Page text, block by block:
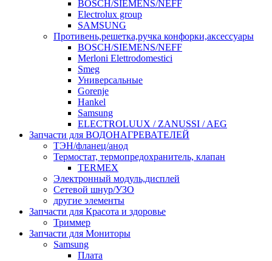
BOSCH/SIEMENS/NEFF
Electrolux group
SAMSUNG
Противень,решетка,ручка конфорки,аксессуары
BOSCH/SIEMENS/NEFF
Merloni Elettrodomestici
Smeg
Универсальные
Gorenje
Hankel
Samsung
ELECTROLUUX / ZANUSSI / AEG
Запчасти для ВОДОНАГРЕВАТЕЛЕЙ
ТЭН/фланец/анод
Термостат, термопредохранитель, клапан
TERMEX
Электронный модуль,дисплей
Сетевой шнур/УЗО
другие элементы
Запчасти для Красота и здоровье
Триммер
Запчасти для Мониторы
Samsung
Плата